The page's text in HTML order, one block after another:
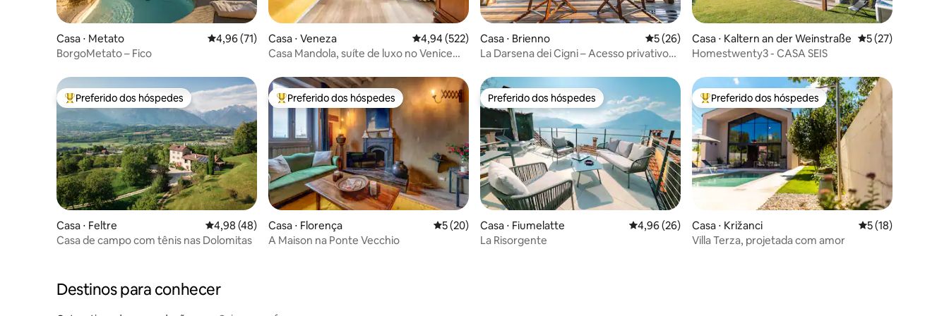
Casa ⋅ Metato 4,96 de uma avaliação média de 5, 71 avaliações
4,96 (71)
BorgoMetato – Fico
Casa ⋅ Veneza 4,94 de uma avaliação média de 5, 522 avaliações
4,94 (522)
Casa Mandola, suíte de luxo no Venice
Casa ⋅ Brienno 5 de uma avaliação média de 5, 26 avaliações
5 (26)
La Darsena dei Cigni – Acesso privativo
Casa ⋅ Kaltern an der Weinstraße 5 de uma
5 (27)
Homestwenty3 - CASA SEIS
Entre os melhores preferidos dos hóspedes
Preferido dos hóspedes
Casa ⋅ Feltre 4,98 de uma avaliação média de 5, 48 avaliações
4,98 (48)
Casa de campo com tênis nas Dolomitas
Entre os melhores preferidos dos hóspedes
Preferido dos hóspedes
Casa ⋅ Florença 5 de uma avaliação média de 5, 20 avaliações
5 (20)
A Maison na Ponte Vecchio
Preferido dos hóspedes
Preferido dos hóspedes
Casa ⋅ Fiumelatte 4,96 de uma avaliação média de 5, 26 avaliações
4,96 (26)
La Risorgente
Entre os melhores preferidos dos hóspedes
Preferido dos hóspedes
Casa ⋅ Križanci 5 de uma
5 (18)
Villa Terza, projetada com amor
Destinos para conhecer